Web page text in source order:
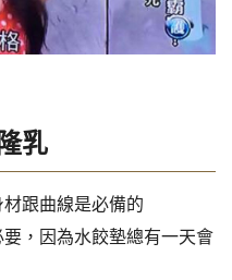
乳
跟曲線是必備的
，因為水餃墊總有一天會